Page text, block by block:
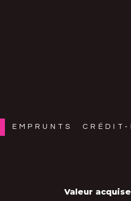
EMPRUNTS CRÉDIT-
Valeur